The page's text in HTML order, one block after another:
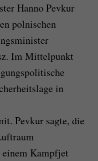
Hanno Pevkur
polnischen
Im Mittelpunkt
in
Pevkur sagte, die
einem Kampfjet